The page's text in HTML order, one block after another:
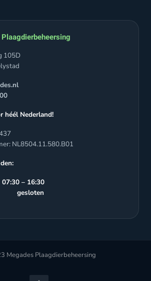
105D
héél Nederland!
NL8504.11.580.B01
– 16:30
gesloten
Megades Plaagdierbeheersing